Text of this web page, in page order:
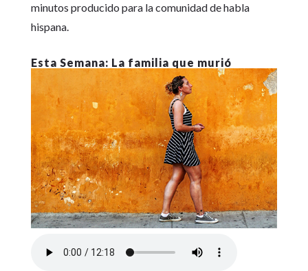
minutos producido para la comunidad de habla
hispana.
La familia que murió